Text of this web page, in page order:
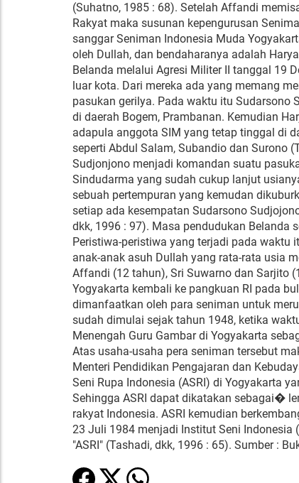
(Suhatno, 1985 : 68). Setelah Affandi
Rakyat maka susunan kepengurusan
sanggar Seniman Indonesia Muda
oleh Dullah, dan bendaharanya adalah
Belanda melalui Agresi Militer II tanggal 19
luar kota. Dari mereka ada yang memang
pasukan gerilya. Pada waktu itu Sudarsono
di daerah Bogem, Prambanan. Kemudian
adapula anggota SIM yang tetap tinggal di
seperti Abdul Salam, Subandio dan Surono
Sudjonjono menjadi komandan suatu
Sindudarma yang sudah cukup lanjut
sebuah pertempuran yang kemudan
setiap ada kesempatan Sudarsono
dkk, 1996 : 97). Masa pendudukan Belanda
Peristiwa-peristiwa yang terjadi pada waktu
anak-anak asuh Dullah yang rata-rata usia
Affandi (12 tahun), Sri Suwarno dan Sarjito
Yogyakarta kembali ke pangkuan RI pada
dimanfaatkan oleh para seniman untuk
sudah dimulai sejak tahun 1948, ketika
Menengah Guru Gambar di Yogyakarta
Atas usaha-usaha pera seniman tersebut
Menteri Pendidikan Pengajaran dan
Seni Rupa Indonesia (ASRI) di Yogyakarta
Sehingga ASRI dapat dikatakan sebagai�
rakyat Indonesia. ASRI kemudian
23 Juli 1984 menjadi Institut Seni Indonesia
"ASRI" (Tashadi, dkk, 1996 : 65). Sumber :